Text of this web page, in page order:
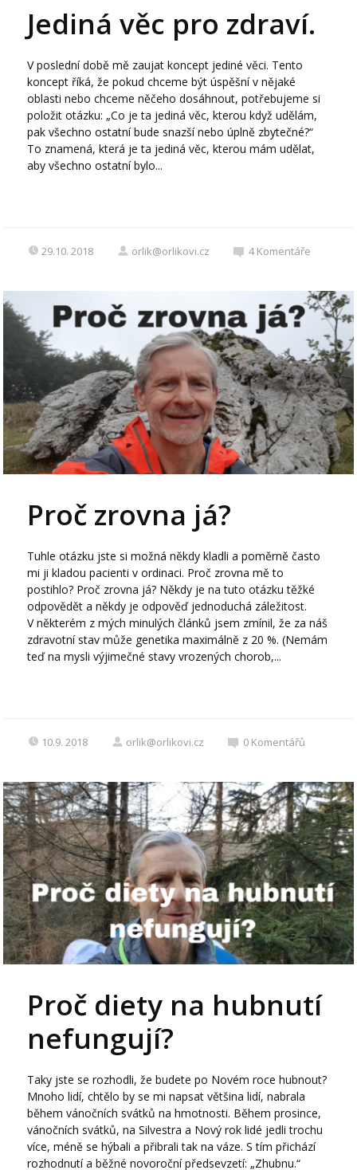
Jediná věc pro zdraví.
V poslední době mě zaujat koncept jediné věci. Tento
koncept říká, že pokud chceme být úspěšní v nějaké
oblasti nebo chceme něčeho dosáhnout, potřebujeme si
položit otázku: „Co je ta jediná věc, kterou když udělám,
pak všechno ostatní bude snazší nebo úplně zbytečné?“
To znamená, která je ta jediná věc, kterou mám udělat,
aby všechno ostatní bylo...
29.10. 2018 orlik@orlikovi.cz 4Komentáře
Proč zrovna já?
Tuhle otázku jste si možná někdy kladli a poměrně často
mi ji kladou pacienti v ordinaci. Proč zrovna mě to
postihlo? Proč zrovna já? Někdy je na tuto otázku těžké
odpovědět a někdy je odpověď jednoduchá záležitost.
V některém z mých minulých článků jsem zmínil, že za náš
zdravotní stav může genetika maximálně z 20 %. (Nemám
teď na mysli výjimečné stavy vrozených chorob,...
10.9. 2018 orlik@orlikovi.cz 0 Komentářů
Proč diety na hubnutí
nefungují?
Taky jste se rozhodli, že budete po Novém roce hubnout?
Mnoho lidí, chtělo by se mi napsat většina lidí, nabrala
během vánočních svátků na hmotnosti. Během prosince,
vánočních svátků, na Silvestra a Nový rok lidé jedli trochu
více, méně se hýbali a přibrali tak na váze. S tím přichází
rozhodnutí a běžné novoroční předsevzetí: „Zhubnu.“